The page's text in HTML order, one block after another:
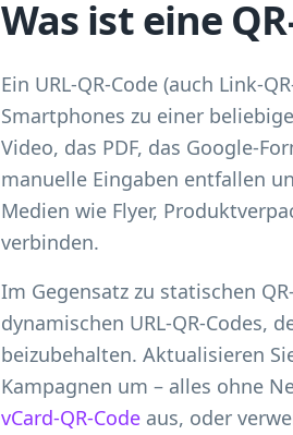
Was ist eine
Ein URL-QR-Code (auch Link-
Smartphones zu einer
Video, das PDF, das Google-
manuelle Eingaben entfallen
Medien wie Flyer,
verbinden.
Im Gegensatz zu statischen
dynamischen URL-QR-Codes,
beizubehalten. Aktualisieren
Kampagnen um – alles ohne
vCard-QR-Code aus, oder